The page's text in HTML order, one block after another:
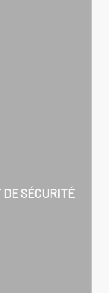
DE SÉCURITÉ